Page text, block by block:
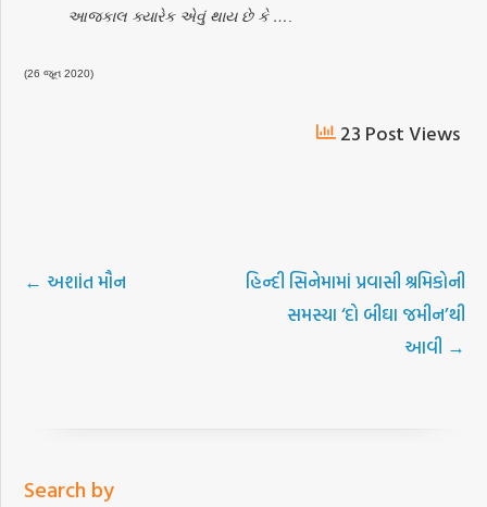
આજકાલ ક્યારેક એવું થાય છે કે …
(26 જૂન 2020)
23 Post Views
← અશાંત મૌન
હિન્દી સિનેમામાં પ્રવાસી શ્રમિકોની
સમસ્યા ‘દો બીઘા જમીન’થી
આવી →
Search by